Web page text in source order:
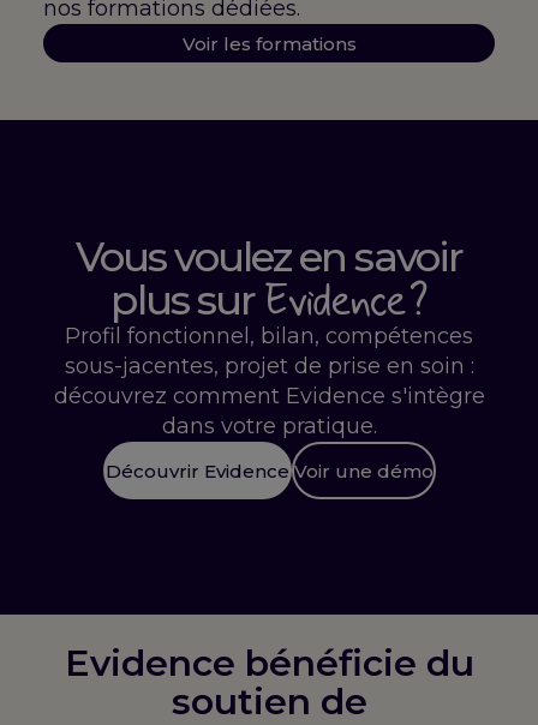
nos formations dédiées.
Voir les formations
Vous voulez en savoir
plus surEvidence ?
Profil fonctionnel, bilan, compétences
sous-jacentes, projet de prise en soin :
découvrez comment Evidence s'intègre
dans votre pratique.
Découvrir Evidence Voir une démo
Evidence bénéficie du
soutien de